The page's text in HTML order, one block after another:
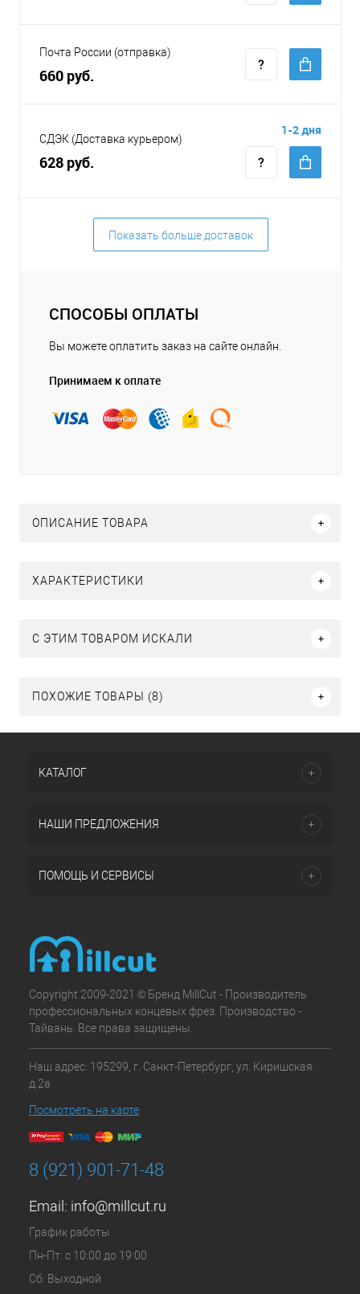
Почта России (отправка)
660 руб.
СДЭК (Доставка курьером)
628 руб.
1-2 дня
Показать больше доставок
СПОСОБЫ ОПЛАТЫ
Вы можете оплатить заказ на сайте онлайн.
Принимаем к оплате
ОПИСАНИЕ ТОВАРА
ХАРАКТЕРИСТИКИ
C ЭТИМ ТОВАРОМ ИСКАЛИ
ПОХОЖИЕ ТОВАРЫ (8)
КАТАЛОГ
НАШИ ПРЕДЛОЖЕНИЯ
ПОМОЩЬ И СЕРВИСЫ
Copyright 2009-2021 © Бренд MillCut - Производитель
профессиональных концевых фрез. Производство -
Тайвань. Все права защищены.
Наш адрес: 195299, г. Санкт-Петербург, ул. Киришская.
д.2а
Посмотреть на карте
8 (921) 901-71-48
Email: info@millcut.ru
График работы
Пн-Пт: с 10:00 до 19:00
Сб: Выходной